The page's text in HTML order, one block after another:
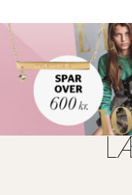
taske er på en og
kvaliteten så
tasken er
til at betale.
er meget spændt
Taske,